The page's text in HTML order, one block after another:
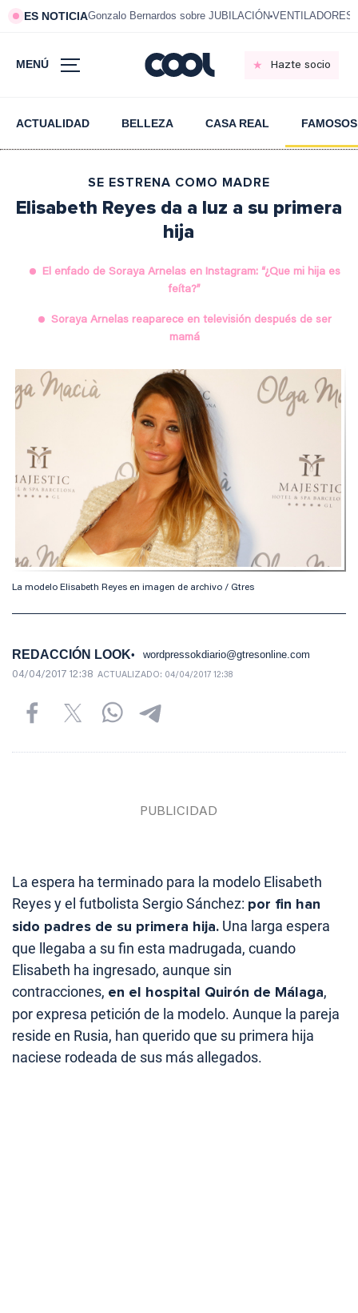
ES NOTICIAGonzalo Bernardos sobre JUBILACIÓN VENTILADORES
MENÚ Hazte socio
ACTUALIDAD BELLEZA CASA REAL FAMOSOS
SE ESTRENA COMO MADRE
Elisabeth Reyes da a luz a su primera
hija
El enfado de Soraya Arnelas en Instagram: “¿Que mi hija es
feíta?”
Soraya Arnelas reaparece en televisión después de ser
mamá
La modelo Elisabeth Reyes en imagen de archivo / Gtres
REDACCIÓN LOOK wordpressokdiario@gtresonline.com
04/04/2017 12:38 ACTUALIZADO: 04/04/2017 12:38
La espera ha terminado para la modelo Elisabeth
Reyes y el futbolista Sergio Sánchez: por fin han
sido padres de su primera hija. Una larga espera
que llegaba a su fin esta madrugada, cuando
Elisabeth ha ingresado, aunque sin
contracciones, en el hospital Quirón de Málaga,
por expresa petición de la modelo. Aunque la pareja
reside en Rusia, han querido que su primera hija
naciese rodeada de sus más allegados.